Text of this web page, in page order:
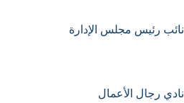
نائب رئيس مجلس الإدارة
نادي رجال الأعمال